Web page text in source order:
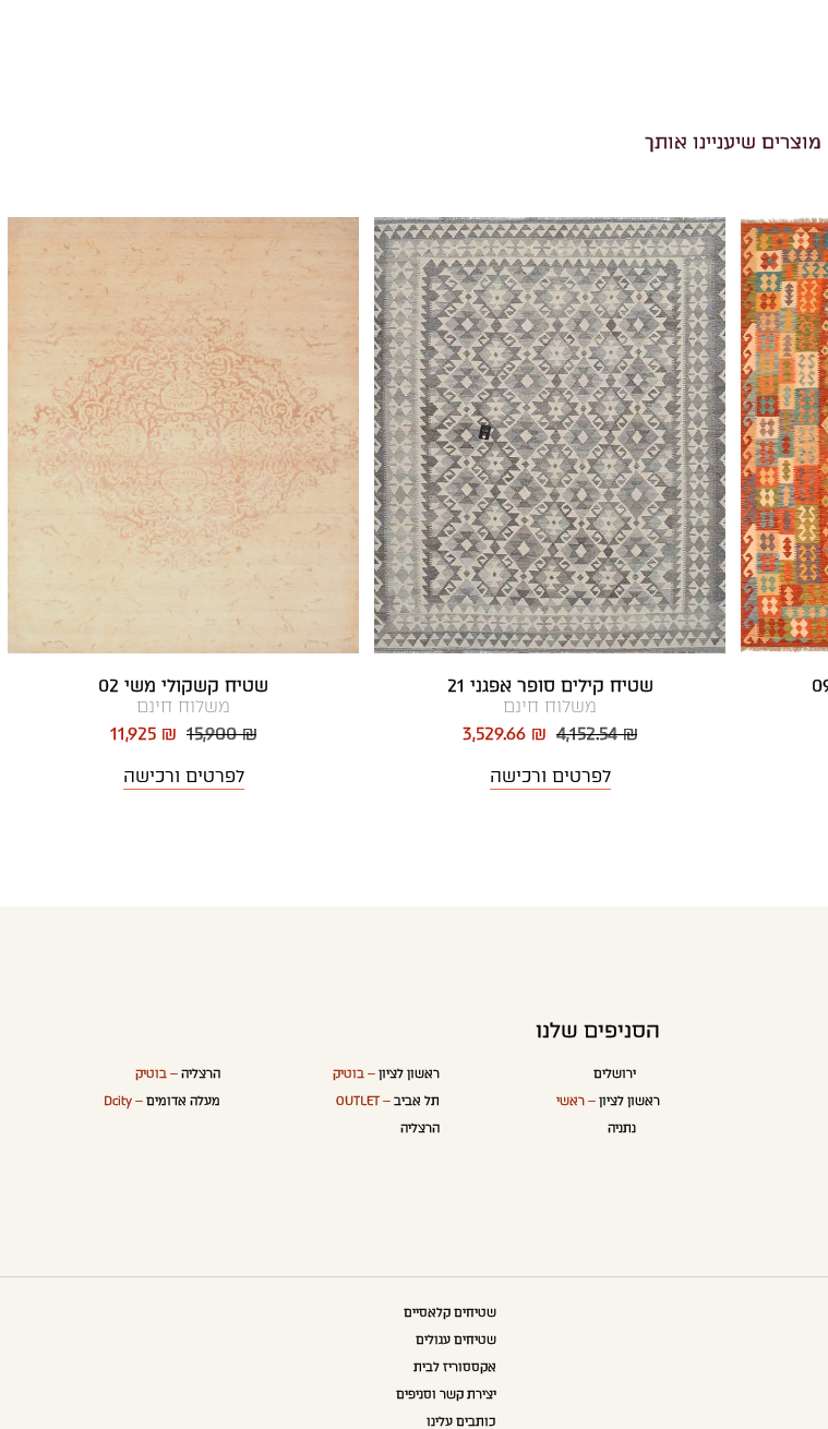
מוצרים שיעניינו אותך
שטיח קילים סופר אפגני 21
משלוח חינם
4,152.54 ₪
3,529.66 ₪
לפרטים ורכישה
שטיח קשקולי משי 02
משלוח חינם
15,900 ₪
11,925 ₪
לפרטים ורכישה
הסניפים שלנו
ירושלים
ראשון לציון – ראשי
נתניה
ראשון לציון– בוטיק
תל אביב– OUTLET
הרצליה
הרצליה– בוטיק
מעלה אדומים – Dcity
שטיחים קלאסיים
שטיחים עגולים
אקססוריז לבית
יצירת קשר וסניפים
כותבים עלינו